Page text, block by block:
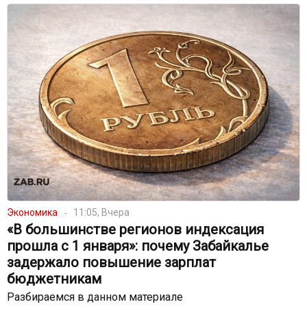
Экономика 11:05, Вчера
«В большинстве регионов индексация
прошла с 1 января»: почему Забайкалье
задержало повышение зарплат
бюджетникам
Разбираемся в данном материале